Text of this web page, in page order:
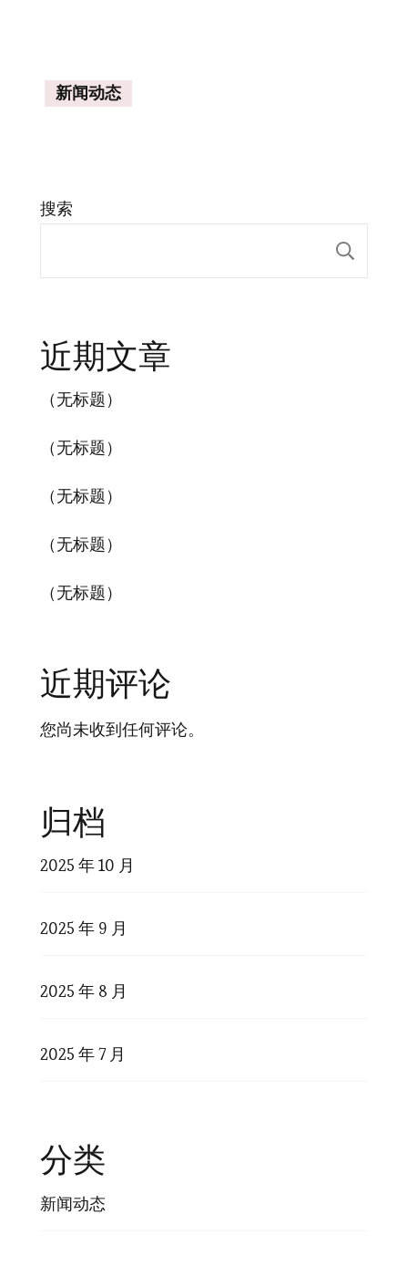
新闻动态
搜索
近期文章
（无标题）
（无标题）
（无标题）
（无标题）
（无标题）
近期评论
您尚未收到任何评论。
归档
2025 年 10 月
2025 年 9 月
2025 年 8 月
2025 年 7 月
分类
新闻动态